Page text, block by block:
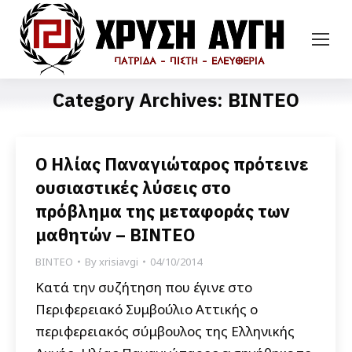
Category Archives: ΒΙΝΤΕΟ
Ο Ηλίας Παναγιώταρος πρότεινε
ουσιαστικές λύσεις στο
πρόβλημα της μεταφοράς των
μαθητών – ΒΙΝΤΕΟ
ΒΙΝΤΕΟ Byxrisiavgi 04/10/2014
Κατά την συζήτηση που έγινε στο
Περιφερειακό Συμβούλιο Αττικής ο
περιφερειακός σύμβουλος της Ελληνικής